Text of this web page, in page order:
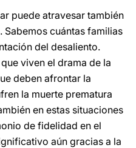
puede atravesar también
. Sabemos cuántas familias
del desaliento.
viven el drama de la
deben afrontar la
la muerte prematura
en estas situaciones
de fidelidad en el
aún gracias a la